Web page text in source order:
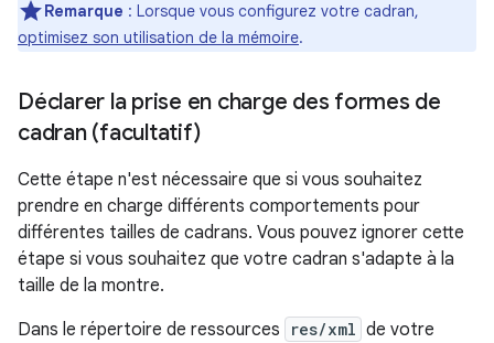
Remarque : Lorsque vous configurez votre cadran,
optimisez son utilisation de la mémoire.
Déclarer la prise en charge des formes de
cadran (facultatif)
Cette étape n'est nécessaire que si vous souhaitez
prendre en charge différents comportements pour
différentes tailles de cadrans. Vous pouvez ignorer cette
étape si vous souhaitez que votre cadran s'adapte à la
taille de la montre.
Dans le répertoire de ressources
res/xml de votre